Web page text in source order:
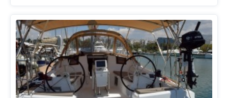
чартера
яхт
Афинах
без
шкипера,
чтобы
лично
управлять